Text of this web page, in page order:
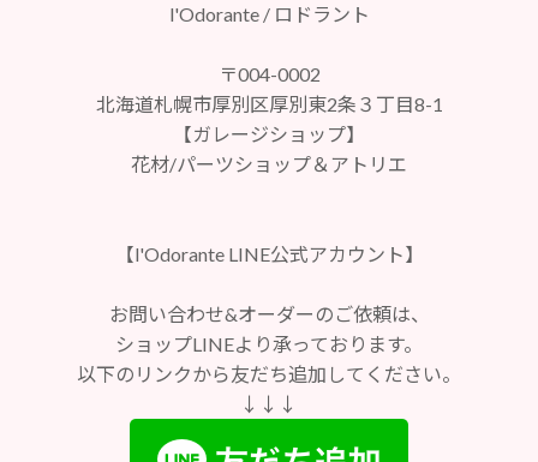
l'Odorante / ロドラント
〒004-0002
北海道札幌市厚別区厚別東2条３丁目8-1
【ガレージショップ】
花材/パーツショップ＆アトリエ
【l'Odorante LINE公式アカウント】
お問い合わせ&オーダーのご依頼は、
ショップLINEより承っております。
以下のリンクから友だち追加してください。
↓↓↓